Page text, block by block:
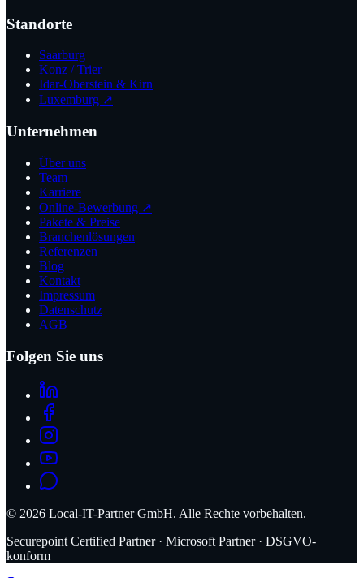
Standorte
Saarburg
Konz / Trier
Idar-Oberstein & Kirn
Luxemburg ↗
Unternehmen
Über uns
Team
Karriere
Online-Bewerbung ↗
Pakete & Preise
Branchenlösungen
Referenzen
Blog
Kontakt
Impressum
Datenschutz
AGB
Folgen Sie uns
© 2026 Local-IT-Partner GmbH. Alle Rechte vorbehalten.
Securepoint Certified Partner · Microsoft Partner · DSGVO-
konform